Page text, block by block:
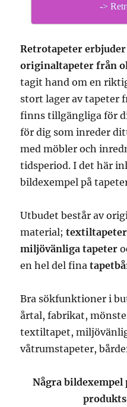
->
Retrotapeter
originaltapeter från
tagit hand om en
stort lager av tapeter
finns tillgängliga för
för dig som inreder
med möbler och
tidsperiod. I det här
bildexempel på
Utbudet består av
material;
miljövänliga tapeter
en hel del fina
Bra sökfunktioner i
årtal, fabrikat,
textiltapet,
våtrumstapeter,
Några